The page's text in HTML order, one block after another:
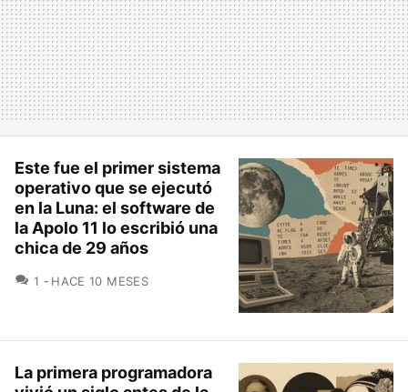
Este fue el primer sistema
operativo que se ejecutó
en la Luna: el software de
la Apolo 11 lo escribió una
chica de 29 años
1 COMENTARIOS
HACE 10 MESES
La primera programadora